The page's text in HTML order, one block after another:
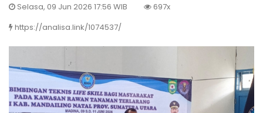
Selasa, 09 Jun 2026 17:56 WIB
697x
https://analisa.link/1074537/